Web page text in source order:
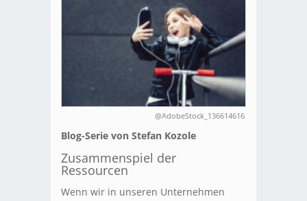
@AdobeStock_136614616
Blog-Serie von Stefan Kozole
Zusammenspiel der
Ressourcen
Wenn wir in unseren Unternehmen